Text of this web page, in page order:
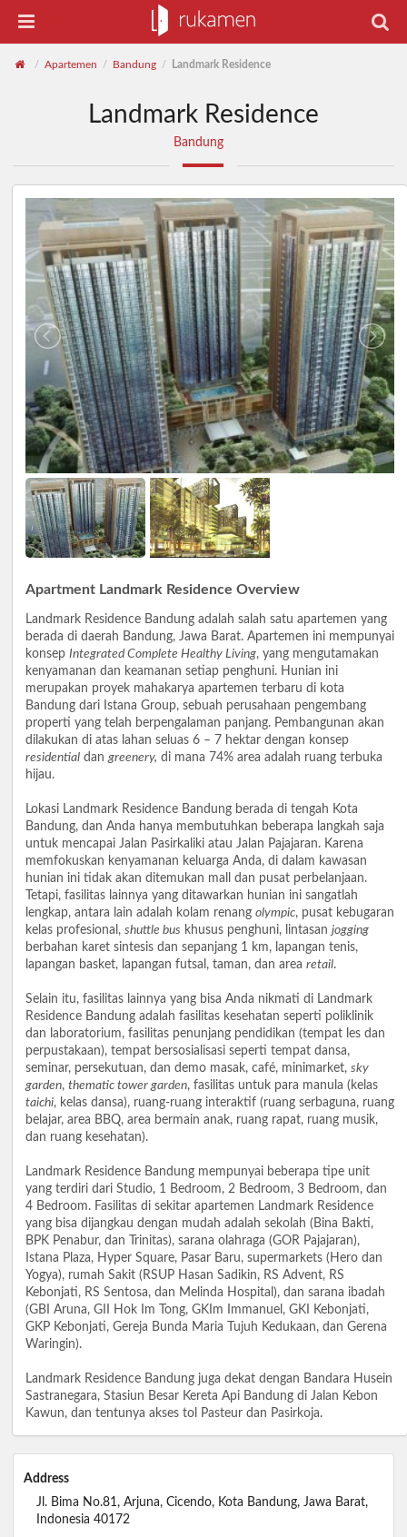
/ Apartemen / Bandung / Landmark Residence
Landmark Residence
Bandung
Apartment Landmark Residence Overview
Landmark Residence Bandung adalah salah satu apartemen yang
berada di daerah Bandung, Jawa Barat. Apartemen ini mempunyai
konsep Integrated Complete Healthy Living, yang mengutamakan
kenyamanan dan keamanan setiap penghuni. Hunian ini
merupakan proyek mahakarya apartemen terbaru di kota
Bandung dari Istana Group, sebuah perusahaan pengembang
properti yang telah berpengalaman panjang. Pembangunan akan
dilakukan di atas lahan seluas 6 – 7 hektar dengan konsep
residential dangreenery, di mana 74% area adalah ruang terbuka
hijau.
Lokasi Landmark Residence Bandung berada di tengah Kota
Bandung, dan Anda hanya membutuhkan beberapa langkah saja
untuk mencapai Jalan Pasirkaliki atau Jalan Pajajaran. Karena
memfokuskan kenyamanan keluarga Anda, di dalam kawasan
hunian ini tidak akan ditemukan mall dan pusat perbelanjaan.
Tetapi, fasilitas lainnya yang ditawarkan hunian ini sangatlah
lengkap, antara lain adalah kolam renang olympic, pusat kebugaran
kelas profesional, shuttle bus khusus penghuni, lintasan jogging
berbahan karet sintesis dan sepanjang 1 km, lapangan tenis,
lapangan basket, lapangan futsal, taman, dan area retail.
Selain itu, fasilitas lainnya yang bisa Anda nikmati di Landmark
Residence Bandung adalah fasilitas kesehatan seperti poliklinik
dan laboratorium, fasilitas penunjang pendidikan (tempat les dan
perpustakaan), tempat bersosialisasi seperti tempat dansa,
seminar, persekutuan, dan demo masak, café, minimarket, sky
garden, thematic tower garden, fasilitas untuk para manula (kelas
taichi, kelas dansa), ruang-ruang interaktif (ruang serbaguna, ruang
belajar, area BBQ, area bermain anak, ruang rapat, ruang musik,
dan ruang kesehatan).
Landmark Residence Bandung mempunyai beberapa tipe unit
yang terdiri dari Studio, 1 Bedroom, 2 Bedroom, 3 Bedroom, dan
4 Bedroom. Fasilitas di sekitar apartemen Landmark Residence
yang bisa dijangkau dengan mudah adalah sekolah (Bina Bakti,
BPK Penabur, dan Trinitas), sarana olahraga (GOR Pajajaran),
Istana Plaza, Hyper Square, Pasar Baru, supermarkets (Hero dan
Yogya), rumah Sakit (RSUP Hasan Sadikin, RS Advent, RS
Kebonjati, RS Sentosa, dan Melinda Hospital), dan sarana ibadah
(GBI Aruna, GII Hok Im Tong, GKIm Immanuel, GKI Kebonjati,
GKP Kebonjati, Gereja Bunda Maria Tujuh Kedukaan, dan Gerena
Waringin).
Landmark Residence Bandung juga dekat dengan Bandara Husein
Sastranegara, Stasiun Besar Kereta Api Bandung di Jalan Kebon
Kawun, dan tentunya akses tol Pasteur dan Pasirkoja.
Address
Jl. Bima No.81, Arjuna, Cicendo, Kota Bandung, Jawa Barat,
Indonesia 40172